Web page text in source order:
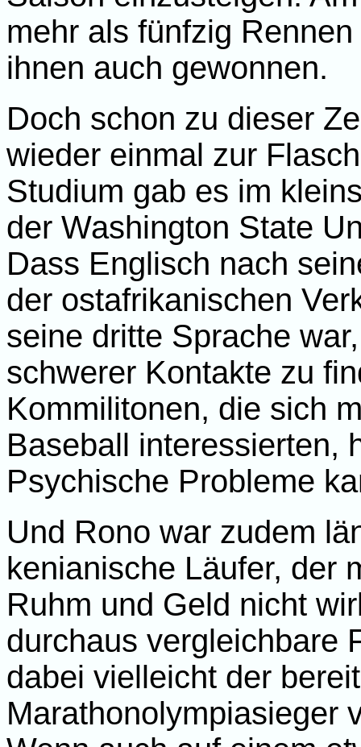
mehr als fünfzig
ihnen auch gewonnen.
Doch schon zu dieser
wieder einmal zur
Studium gab es im
der Washington State
Dass Englisch nach
der ostafrikanischen
seine dritte Sprache
schwerer Kontakte zu
Kommilitonen, die sich
Baseball interessierten,
Psychische Probleme
Und Rono war zudem
kenianische Läufer, der
Ruhm und Geld nicht
durchaus vergleichbare
dabei vielleicht der
Marathonolympiasieger